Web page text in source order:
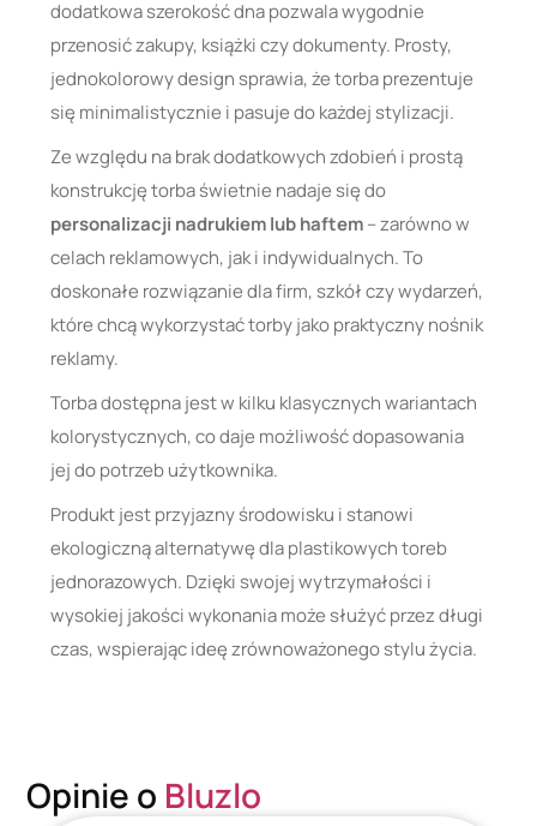
dodatkowa szerokość dna pozwala wygodnie
przenosić zakupy, książki czy dokumenty. Prosty,
jednokolorowy design sprawia, że torba prezentuje
się minimalistycznie i pasuje do każdej stylizacji.
Ze względu na brak dodatkowych zdobień i prostą
konstrukcję torba świetnie nadaje się do
personalizacji nadrukiem lub haftem– zarówno w
celach reklamowych, jak i indywidualnych. To
doskonałe rozwiązanie dla firm, szkół czy wydarzeń,
które chcą wykorzystać torby jako praktyczny nośnik
reklamy.
Torba dostępna jest w kilku klasycznych wariantach
kolorystycznych, co daje możliwość dopasowania
jej do potrzeb użytkownika.
Produkt jest przyjazny środowisku i stanowi
ekologiczną alternatywę dla plastikowych toreb
jednorazowych. Dzięki swojej wytrzymałości i
wysokiej jakości wykonania może służyć przez długi
czas, wspierając ideę zrównoważonego stylu życia.
Opinie o Bluzlo